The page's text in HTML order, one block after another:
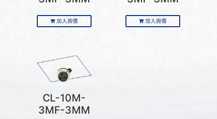
加入詢價 加入詢價
CL-10M-
3MF-3MM